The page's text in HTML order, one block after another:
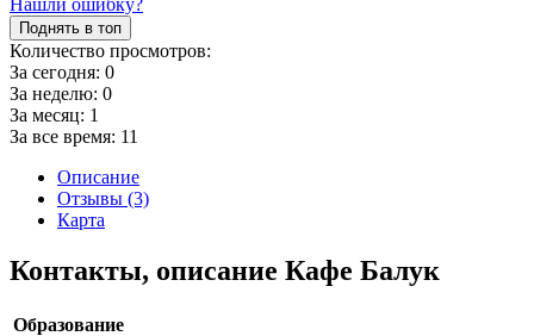
Поднять в топ
Количество просмотров:
За сегодня: 0
За неделю: 0
За месяц: 1
За все время: 11
Описание
Отзывы (3)
Карта
Контакты, описание Кафе Балук
Образование